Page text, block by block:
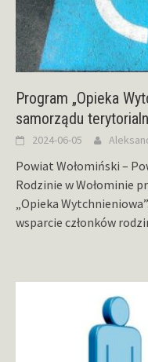
Program „Opieka
samorządu
2024-06-05
Powiat Wołomiński –
Rodzinie w Wołominie
„Opieka
wsparcie członków